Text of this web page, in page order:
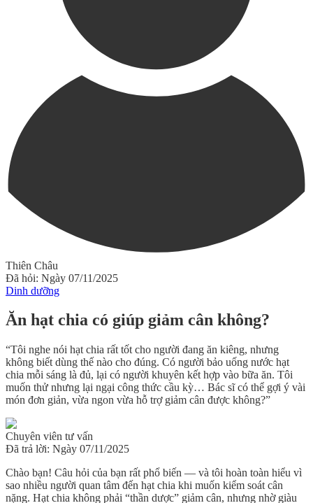
Thiên Châu
Đã hỏi: Ngày 07/11/2025
Dinh dưỡng
Ăn hạt chia có giúp giảm cân không?
“Tôi nghe nói hạt chia rất tốt cho người đang ăn kiêng, nhưng
không biết dùng thế nào cho đúng. Có người bảo uống nước hạt
chia mỗi sáng là đủ, lại có người khuyên kết hợp vào bữa ăn. Tôi
muốn thử nhưng lại ngại công thức cầu kỳ… Bác sĩ có thể gợi ý vài
món đơn giản, vừa ngon vừa hỗ trợ giảm cân được không?”
Chuyên viên tư vấn
Đã trả lời: Ngày 07/11/2025
Chào bạn! Câu hỏi của bạn rất phổ biến — và tôi hoàn toàn hiểu vì
sao nhiều người quan tâm đến hạt chia khi muốn kiểm soát cân
nặng. Hạt chia không phải “thần dược” giảm cân, nhưng nhờ giàu